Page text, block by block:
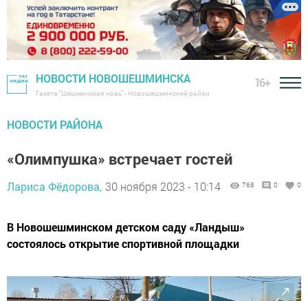
НОВОСТИ НОВОШЕШМИНСКА
Газета "Шешминская новь" - Новошешминский район
16+
НОВОСТИ РАЙОНА
«Олимпушка» встречает гостей
Лариса Фёдорова, 30 ноября 2023 - 10:14 768 0 0
В Новошешминском детском саду «Ландыш»
состоялось открытие спортивной площадки